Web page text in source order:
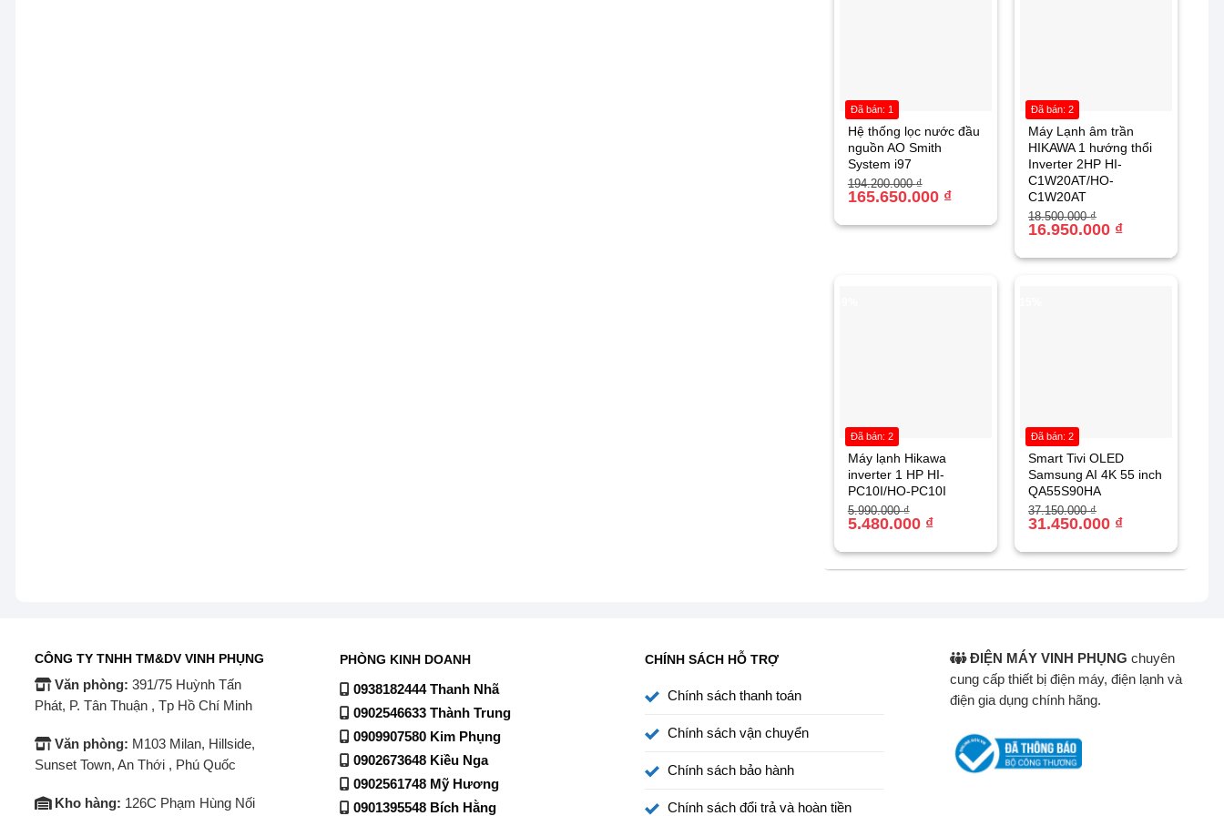
Nước nóng có thể sử dụng linh hoạt vào nhiều thời điểm trong ngày.
Bình chứa chống ăn mòn, đảm bảo vệ sinh nước
Bình chứa được xử lý chống oxy hóa, hạn chế đóng cặn trong quá trình sử dụng lâu dài.
Nguồn nước luôn sạch, an toàn cho sinh hoạt gia đình.
Hệ thống lọc nước đầu
nguồn AO Smith
System i97
194.200.000₫
Giá
gốc
165.650.000 ₫
Giá
hiện
165.650.000 ₫.
Đã bán: 1
Máy Lạnh âm trần
HIKAWA 1 hướng thổi
Inverter 2HP HI-
C1W20AT/HO-
C1W20AT
18.500.000₫
Giá
gốc
16.950.000 ₫
Giá
hiện
16.950.000 ₫.
Đã bán: 2
Máy lạnh Hikawa
inverter 1 HP HI-
PC10I/HO-PC10I
5.990.000₫
Giá
gốc
là:
5.480.000 ₫
Giá
hiện
tại
5.480.000 ₫.
Đã bán: 2
Smart Tivi OLED
Samsung AI 4K 55 inch
QA55S90HA
37.150.000₫
Giá
gốc
là:
31.450.000 ₫
Giá
hiện
tại
31.450.000 ₫.
Đã bán: 2
CÔNG TY TNHH TM&DV VINH PHỤNG
Văn phòng: 391/75 Huỳnh Tấn
Phát, P. Tân Thuận , Tp Hồ Chí Minh
Văn phòng: M103 Milan, Hillside,
Sunset Town, An Thới , Phú Quốc
Kho hàng: 126C Phạm Hùng Nối
PHÒNG KINH DOANH
0938182444 Thanh Nhã
0902546633 Thành Trung
0909907580 Kim Phụng
0902673648 Kiều Nga
0902561748 Mỹ Hương
0901395548 Bích Hằng
CHÍNH SÁCH HỖ TRỢ
Chính sách thanh toán
Chính sách vận chuyển
Chính sách bảo hành
Chính sách đổi trả và hoàn tiền
ĐIỆN MÁY VINH PHỤNG chuyên
cung cấp thiết bị điện máy, điện lạnh và
điện gia dụng chính hãng.